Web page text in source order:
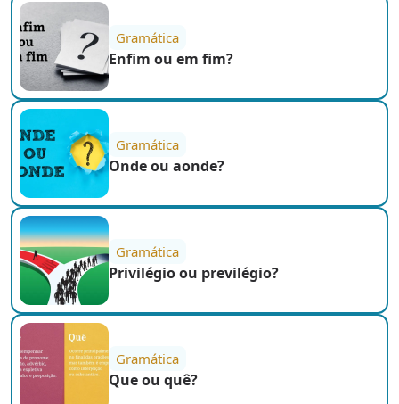
Gramática
Enfim ou em fim?
Gramática
Onde ou aonde?
Gramática
Privilégio ou previlégio?
Gramática
Que ou quê?